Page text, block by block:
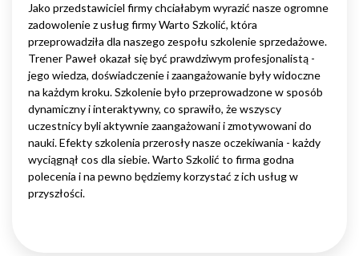
Jako przedstawiciel firmy chciałabym wyrazić nasze ogromne
zadowolenie z usług firmy Warto Szkolić, która
przeprowadziła dla naszego zespołu szkolenie sprzedażowe.
Trener Paweł okazał się być prawdziwym profesjonalistą -
jego wiedza, doświadczenie i zaangażowanie były widoczne
na każdym kroku. Szkolenie było przeprowadzone w sposób
dynamiczny i interaktywny, co sprawiło, że wszyscy
uczestnicy byli aktywnie zaangażowani i zmotywowani do
nauki. Efekty szkolenia przerosły nasze oczekiwania - każdy
wyciągnął cos dla siebie. Warto Szkolić to firma godna
polecenia i na pewno będziemy korzystać z ich usług w
przyszłości.